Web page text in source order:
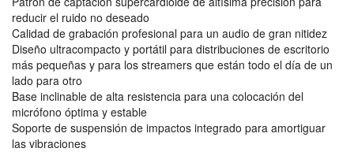
reducir el ruido no deseado
Calidad de grabación profesional para un audio de gran nitidez
Diseño ultracompacto y portátil para distribuciones de escritorio
más pequeñas y para los streamers que están todo el día de un
lado para otro
Base inclinable de alta resistencia para una colocación del
micrófono óptima y estable
Soporte de suspensión de impactos integrado para amortiguar
las vibraciones